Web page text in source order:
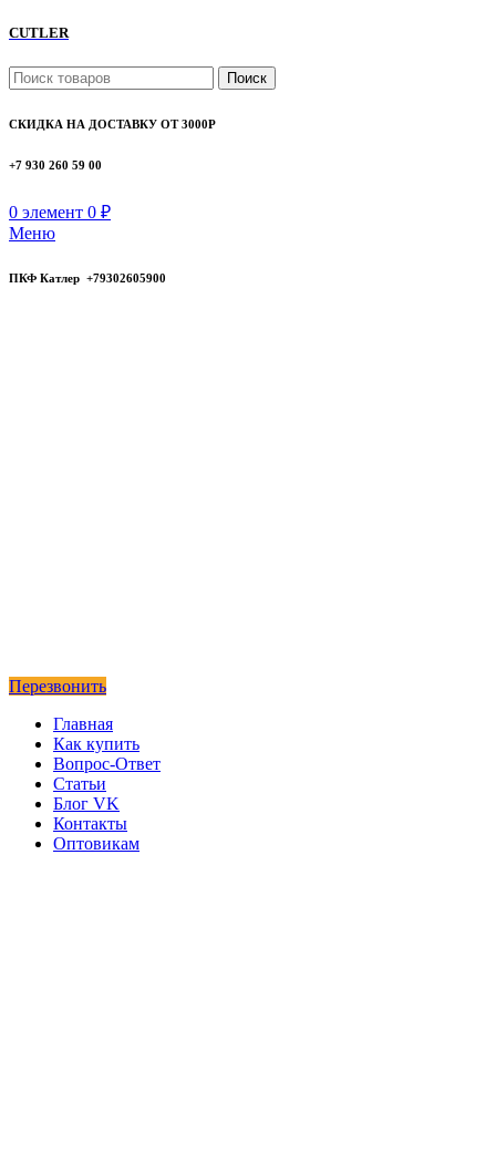
CUTLER
Поиск
СКИДКА НА ДОСТАВКУ ОТ 3000Р
+7 930 260 59 00
0 элемент 0 ₽
Меню
ПКФ Катлер +79302605900
Перезвонить
Главная
Как купить
Вопрос-Ответ
Статьи
Блог VK
Контакты
Оптовикам